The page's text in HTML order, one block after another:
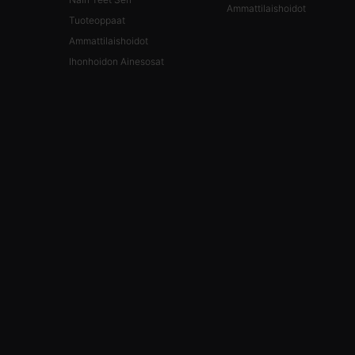
Tuoteoppaat
Ammattilaishoidot
Ihonhoidon Ainesosat
Ammattilaishoidot